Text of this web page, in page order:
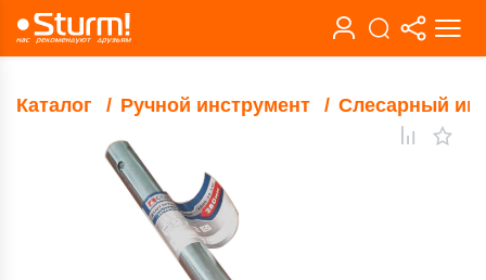
Каталог Ручной инструмент Слесарный